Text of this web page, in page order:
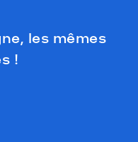
les mêmes
!